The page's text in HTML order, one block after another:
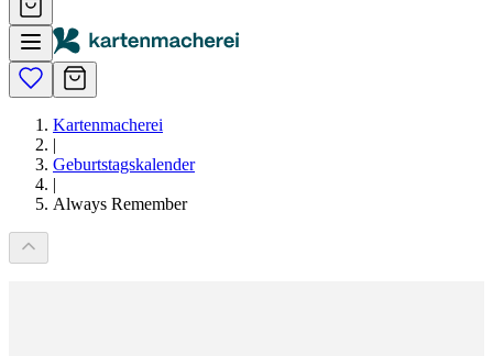
Kartenmacherei
|
Geburtstagskalender
|
Always Remember